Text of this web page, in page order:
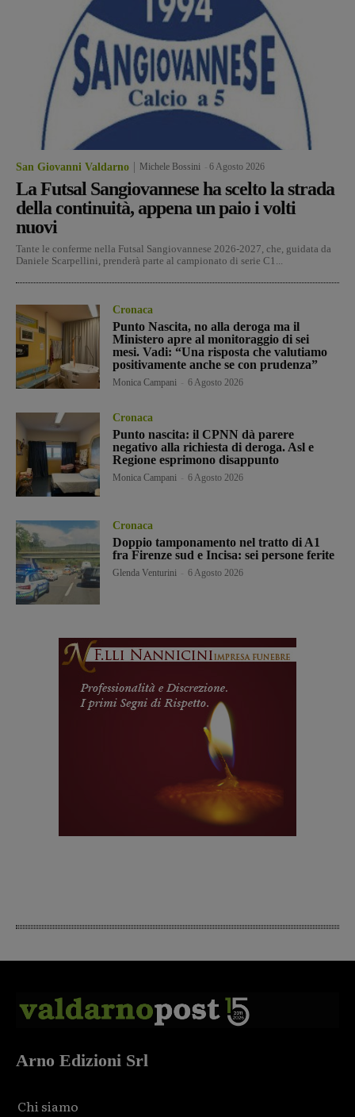
San Giovanni Valdarno Michele Bossini 6 Agosto 2026
La Futsal Sangiovannese ha scelto la strada
della continuità, appena un paio i volti
nuovi
Tante le conferme nella Futsal Sangiovannese 2026-2027, che, guidata da
Daniele Scarpellini, prenderà parte al campionato di serie C1...
Cronaca
Punto Nascita, no alla deroga ma il
Ministero apre al monitoraggio di sei
mesi. Vadi: “Una risposta che valutiamo
positivamente anche se con prudenza”
Monica Campani 6 Agosto 2026
Cronaca
Punto nascita: il CPNN dà parere
negativo alla richiesta di deroga. Asl e
Regione esprimono disappunto
Monica Campani 6 Agosto 2026
Cronaca
Doppio tamponamento nel tratto di A1
fra Firenze sud e Incisa: sei persone ferite
Glenda Venturini 6 Agosto 2026
Arno Edizioni Srl
Chi siamo